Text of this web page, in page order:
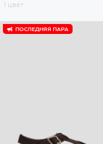
1 цвет
ПОСЛЕДНЯЯ ПАРА